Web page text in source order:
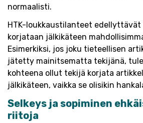
normaalisti.
HTK-loukkaustilanteet
korjataan jälkikäteen
Esimerkiksi, jos joku tieteellisen
jätetty mainitsematta tekijänä,
kohteena ollut tekijä korjata
jälkikäteen, vaikka se olisikin
Selkeys ja sopiminen
riitoja